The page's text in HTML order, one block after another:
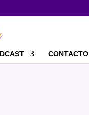
CONTACTO